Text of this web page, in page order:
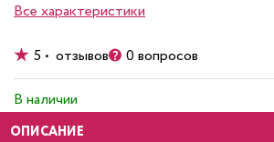
Все характеристики
5 • отзывов 0 вопросов
В наличии
ОПИСАНИЕ